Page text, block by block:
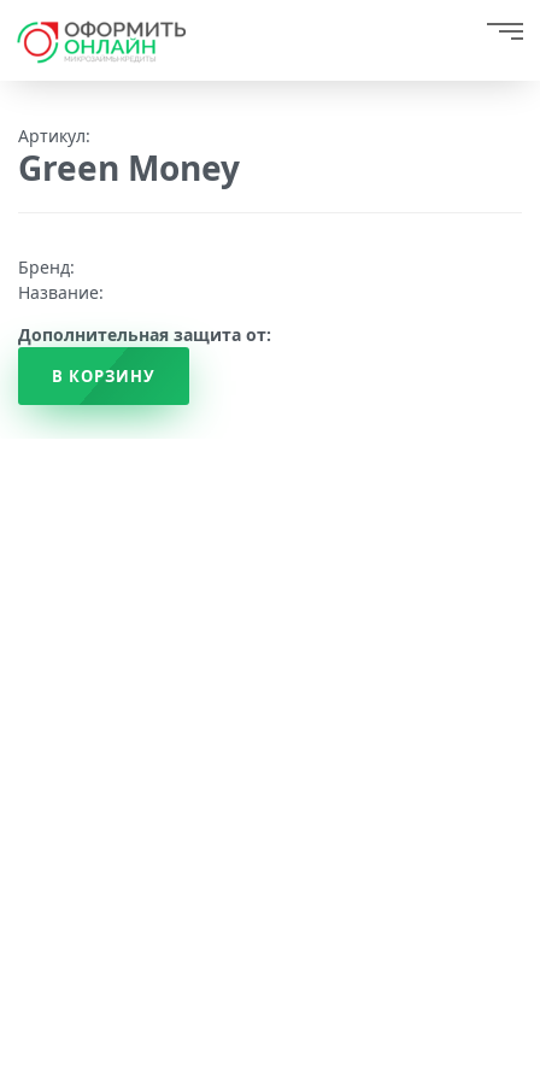
Артикул:
Green Money
Бренд:
Название:
Дополнительная защита от:
В КОРЗИНУ